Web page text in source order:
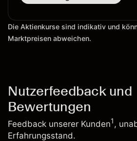
Die Aktienkurse sind indikativ und
Marktpreisen abweichen.
Nutzerfeedback und
Bewertungen
Feedback unserer Kunden1,
Erfahrungsstand.